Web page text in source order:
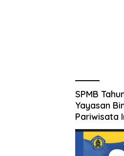
SPMB
Yayasan
Pariwisata